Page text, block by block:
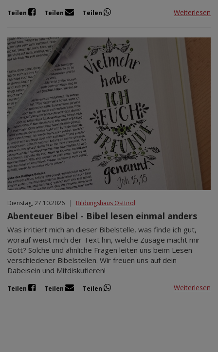
Teilen Teilen Teilen Weiterlesen
Dienstag, 27.10.2026 | Bildungshaus Osttirol
Abenteuer Bibel - Bibel lesen einmal anders
Was irritiert mich an dieser Bibelstelle, was finde ich gut,
worauf weist mich der Text hin, welche Zusage macht mir
Gott? Solche und ähnliche Fragen leiten uns beim Lesen
verschiedener Bibelstellen. Wir freuen uns auf dein
Dabeisein und Mitdiskutieren!
Teilen Teilen Teilen Weiterlesen